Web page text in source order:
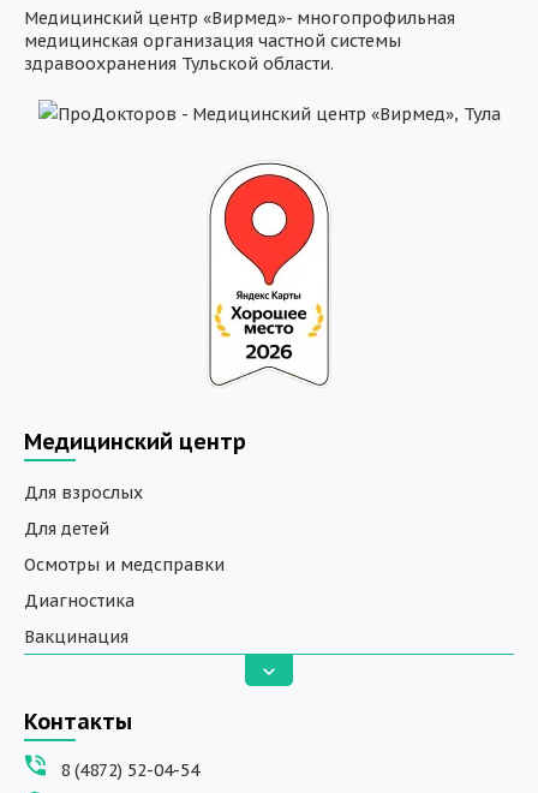
Медицинский центр «Вирмед»- многопрофильная
медицинская организация частной системы
здравоохранения Тульской области.
Медицинский центр
Для взрослых
Для детей
Осмотры и медсправки
Диагностика
Вакцинация
Вызов на дом
ДНК исследования
Программы обучения
Контакты
8 (4872) 52-04-54